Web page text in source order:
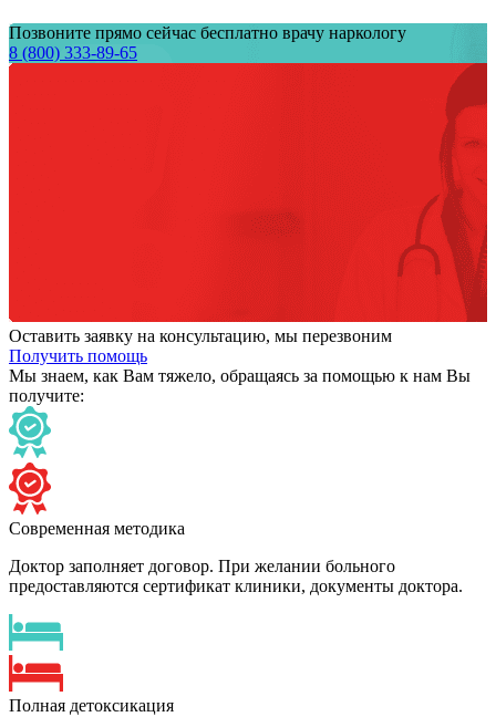
Позвоните прямо сейчас бесплатно врачу наркологу
8 (800) 333-89-65
Оставить заявку на консультацию, мы перезвоним
Получить помощь
Мы знаем, как Вам тяжело, обращаясь за помощью к нам Вы
получите:
Современная методика
Доктор заполняет договор. При желании больного
предоставляются сертификат клиники, документы доктора.
Полная детоксикация